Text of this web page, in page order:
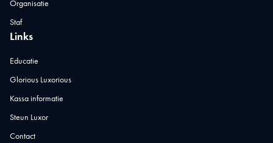
Organisatie
Staf
Links
Educatie
Glorious Luxorious
Kassa informatie
Steun Luxor
Contact